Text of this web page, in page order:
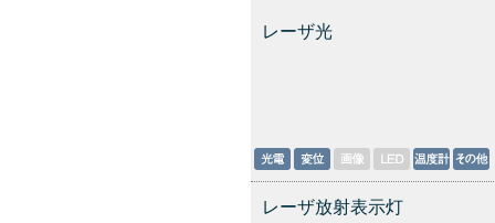
レーザ光
レーザ放射表示灯